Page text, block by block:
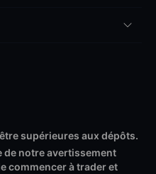
supérieures aux dépôts.
de notre avertissement
commencer à trader et